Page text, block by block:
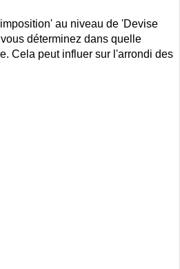
au niveau de 'Devise
déterminez dans quelle
Cela peut influer sur l'arrondi des